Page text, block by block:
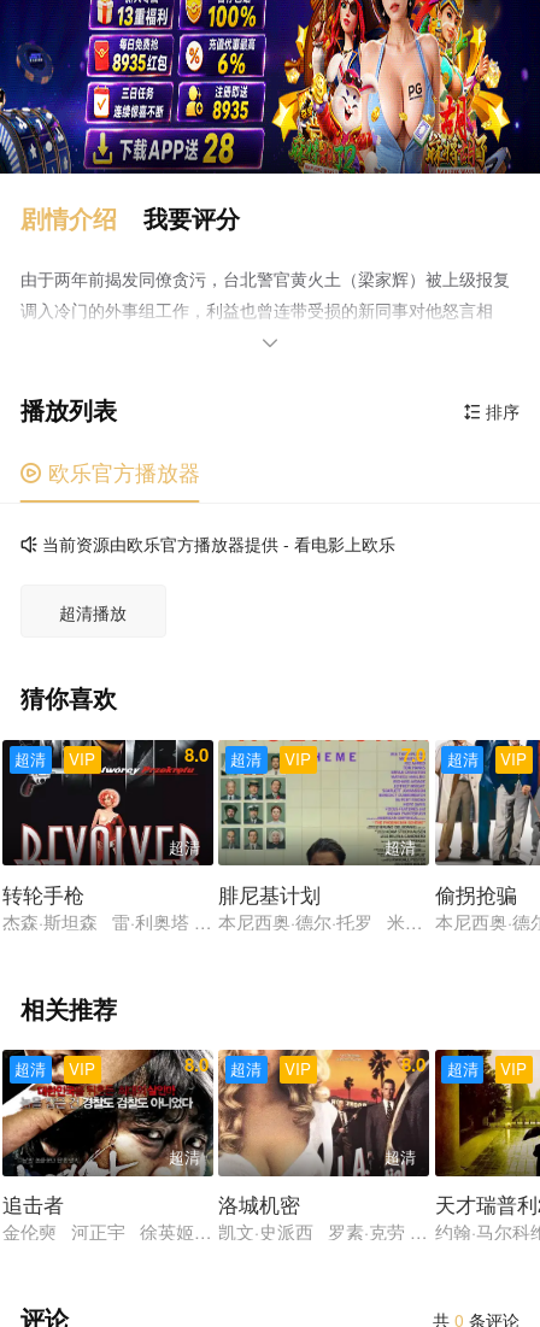
剧情介绍 我要评分
由于两年前揭发同僚贪污，台北警官黄火土（梁家辉）被上级报复
调入冷门的外事组工作，利益也曾连带受损的新同事对他怒言相
向，加上妻子清芳（刘若英）受不了他长期不回家要求离婚，黄火
身份并无关联的震惊了台湾社会的离奇命案发生，法医（杨贵媚）
此方面的人才，当局从美国请来此种案例的侦办专家凯文莱特
（David Morse）协助破案，黄火土重被任用。随着一桩令所有人
也在黄火土和办案伙伴李丰博（戴立忍）及整个警察队伍之间展开

 排序
播放列表
 欧乐官方播放器
当前资源由欧乐官方播放器提供 - 看电影上欧乐
超清播放
猜你喜欢
VIP
超清 8.0
超清
转轮手枪
杰森·斯坦森 雷·利奥塔 维森特·帕斯托雷 安德雷·本杰明 特伦斯
VIP
超清 7.0
超清
腓尼基计划
本尼西奥·德尔·托罗 米娅·塞普雷顿
VIP
超清
偷拐抢骗
本尼西奥·
相关推荐
VIP
超清 8.0
超清
追击者
金伦奭 河正宇 徐英姬 金裕贞 郑仁基 朴孝朱
VIP
超清 8.0
超清
洛城机密
凯文·史派西 罗素·克劳 盖·皮尔斯 詹
VIP
超清
天才瑞普
约翰·马尔
共0 条评论
评论